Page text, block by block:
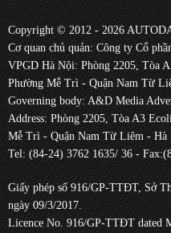
Copyright © 2012 - 2026
Cơ quan chủ quản: Công ty Cổ
VPGD Hà Nội: Phòng 2205, Tòa
Phường Mễ Trì - Quận Nam Từ
Governing body: A&D Media
Address: Phòng 2205, Tòa A3
Mễ Trì - Quận Nam Từ Liêm - Hà
Tel: (84-24) 3762 1635/ 36 -
Giấy phép số 916/GP-TTĐT, Sở
ngày 09/3/2017.
Licence No. 916/GP-TTĐT dated